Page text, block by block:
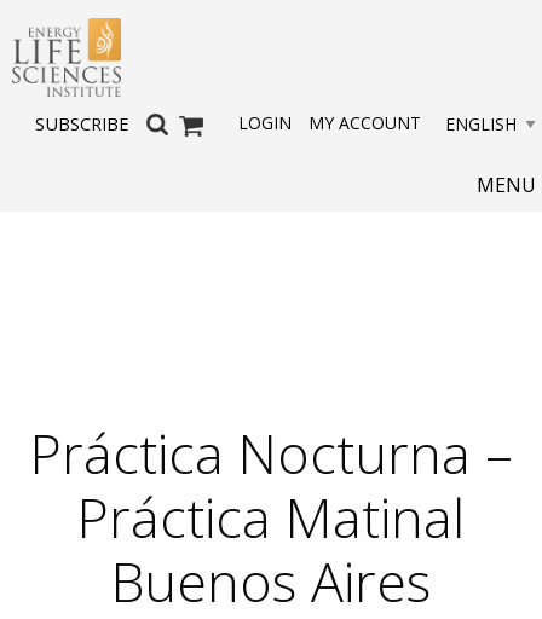
SUBSCRIBE LOGIN MY ACCOUNT
MENU
Práctica Nocturna –
Práctica Matinal
Buenos Aires